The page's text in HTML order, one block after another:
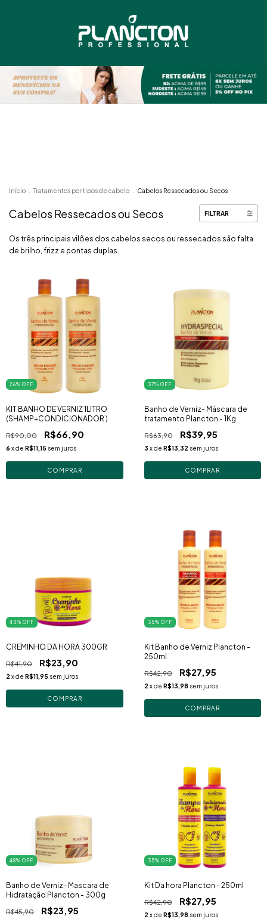
Início Tratamentos por tipos de cabelo Cabelos Ressecados ou Secos
Cabelos Ressecados ou Secos FILTRAR
Os três principais vilões dos cabelos secos ou ressecados são falta
de brilho, frizz e pontas duplas.
26% OFF
KIT BANHO DE VERNIZ 1LITRO
(SHAMP+CONDICIONADOR )
R$90,00 R$66,90
6 x de R$11,15 sem juros
37% OFF
Banho de Verniz- Máscara de
tratamento Plancton - 1Kg
R$63,90 R$39,95
3 x de R$13,32 sem juros
43% OFF
CREMINHO DA HORA 300GR
R$41,90 R$23,90
2 x de R$11,95 sem juros
35% OFF
Kit Banho de Verniz Plancton -
250ml
R$42,90 R$27,95
2 x de R$13,98 sem juros
48% OFF
Banho de Verniz- Mascara de
Hidratação Plancton - 300g
R$45,90 R$23,95
35% OFF
Kit Da hora Plancton - 250ml
R$42,90 R$27,95
2 x de R$13,98 sem juros